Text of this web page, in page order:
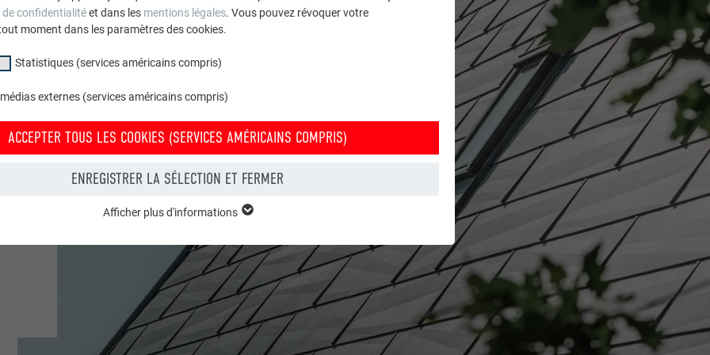
confidentialitéet dans les mentions légales. Vous pouvez révoquer votre
moment dans les paramètres des cookies.
Statistiques (services américains compris)
externes (services américains compris)
ACCEPTER TOUS LES COOKIES (SERVICES AMÉRICAINS COMPRIS)
ENREGISTRER LA SÉLECTION ET FERMER
le site Internet fonctionne correctement.
Afficher les informations relatives aux cookies
AMÉRICAINS COMPRIS)
(services américains compris) » nous aident à comprendre comment le site
Afficher plus d'informations